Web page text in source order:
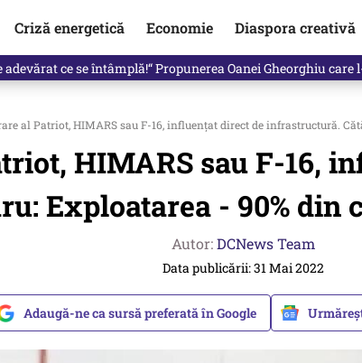
Criză energetică Economie Diaspora creativă
buletin electronic, decizia luată astăzi de Guvern pentru
al Patriot, HIMARS sau F-16, influențat direct de infrastructură.
HIMARS sau F-16,
Exploatarea - 90%
Autor:DCNews Team
Data publicării: 31 Mai 2022
Adaugă-ne ca sursă preferată în Google